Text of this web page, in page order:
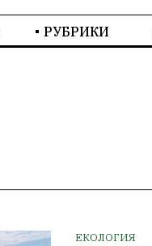
РУБРИКИ
ЕКОЛОГИЯ